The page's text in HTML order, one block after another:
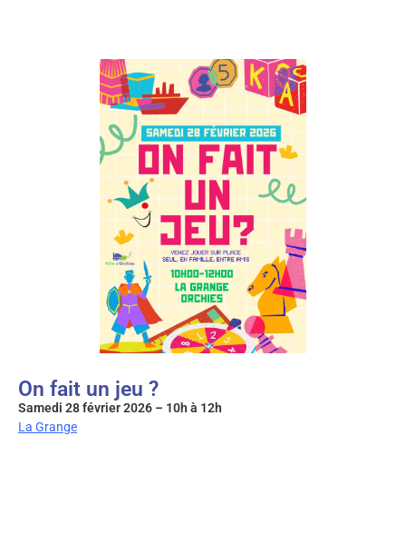
On fait un jeu ?
Samedi 28 février 2026 – 10h à 12h
La Grange